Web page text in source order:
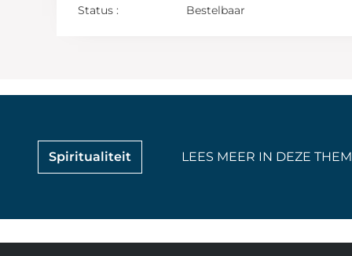
Status :
Bestelbaar
Spiritualiteit LEES MEER IN DEZE